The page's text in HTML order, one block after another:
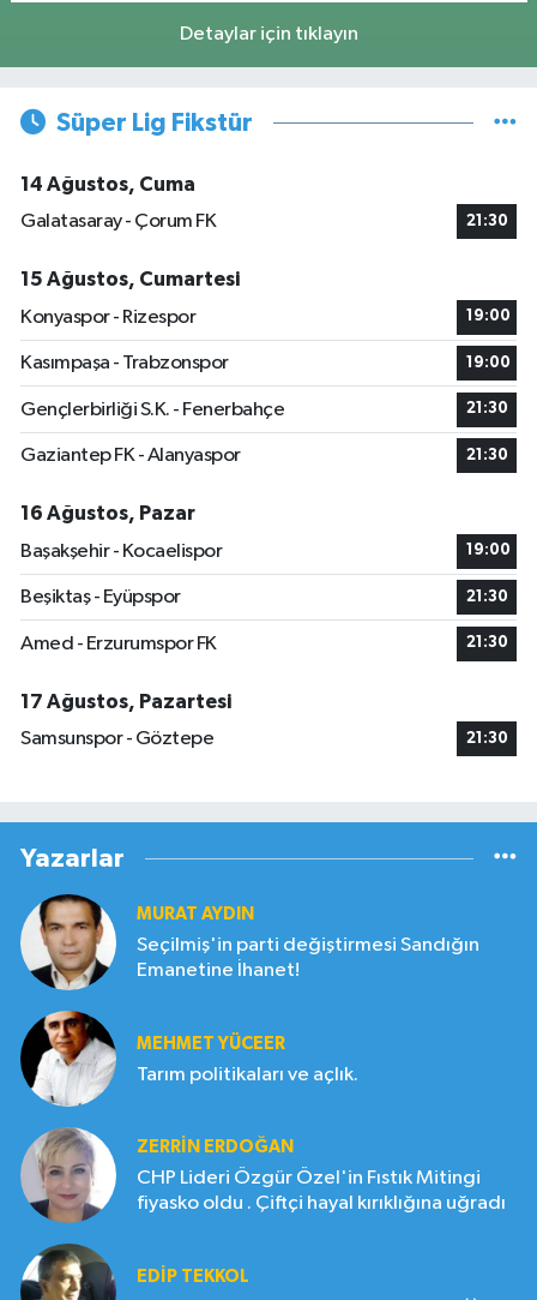
Detaylar için tıklayın
Süper Lig Fikstür
14 Ağustos, Cuma
Galatasaray - Çorum FK
21:30
15 Ağustos, Cumartesi
Konyaspor - Rizespor
19:00
Kasımpaşa - Trabzonspor 19:00
Gençlerbirliği S.K. - Fenerbahçe 21:30
Gaziantep FK - Alanyaspor 21:30
16 Ağustos, Pazar
Başakşehir - Kocaelispor
19:00
Beşiktaş - Eyüpspor 21:30
Amed - Erzurumspor FK 21:30
17 Ağustos, Pazartesi
Samsunspor - Göztepe
21:30
Yazarlar
MURAT AYDIN
Seçilmiş'in parti değiştirmesi Sandığın
Emanetine İhanet!
MEHMET YÜCEER
Tarım politikaları ve açlık.
ZERRIN ERDOĞAN
CHP Lideri Özgür Özel'in Fıstık Mitingi
fiyasko oldu . Çiftçi hayal kırıklığına uğradı
EDIP TEKKOL